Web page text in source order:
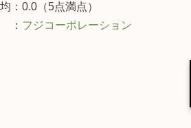
：0.0（5点満点）
： フジコーポレーション